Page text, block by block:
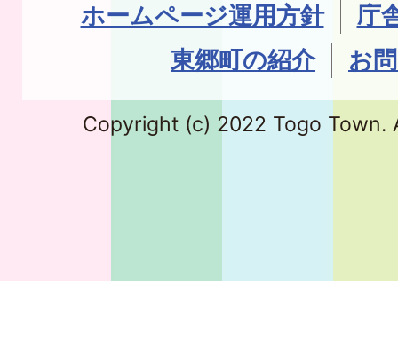
ホームページ運用方針
庁
東郷町の紹介
お
Copyright (c) 2022 Togo Town.